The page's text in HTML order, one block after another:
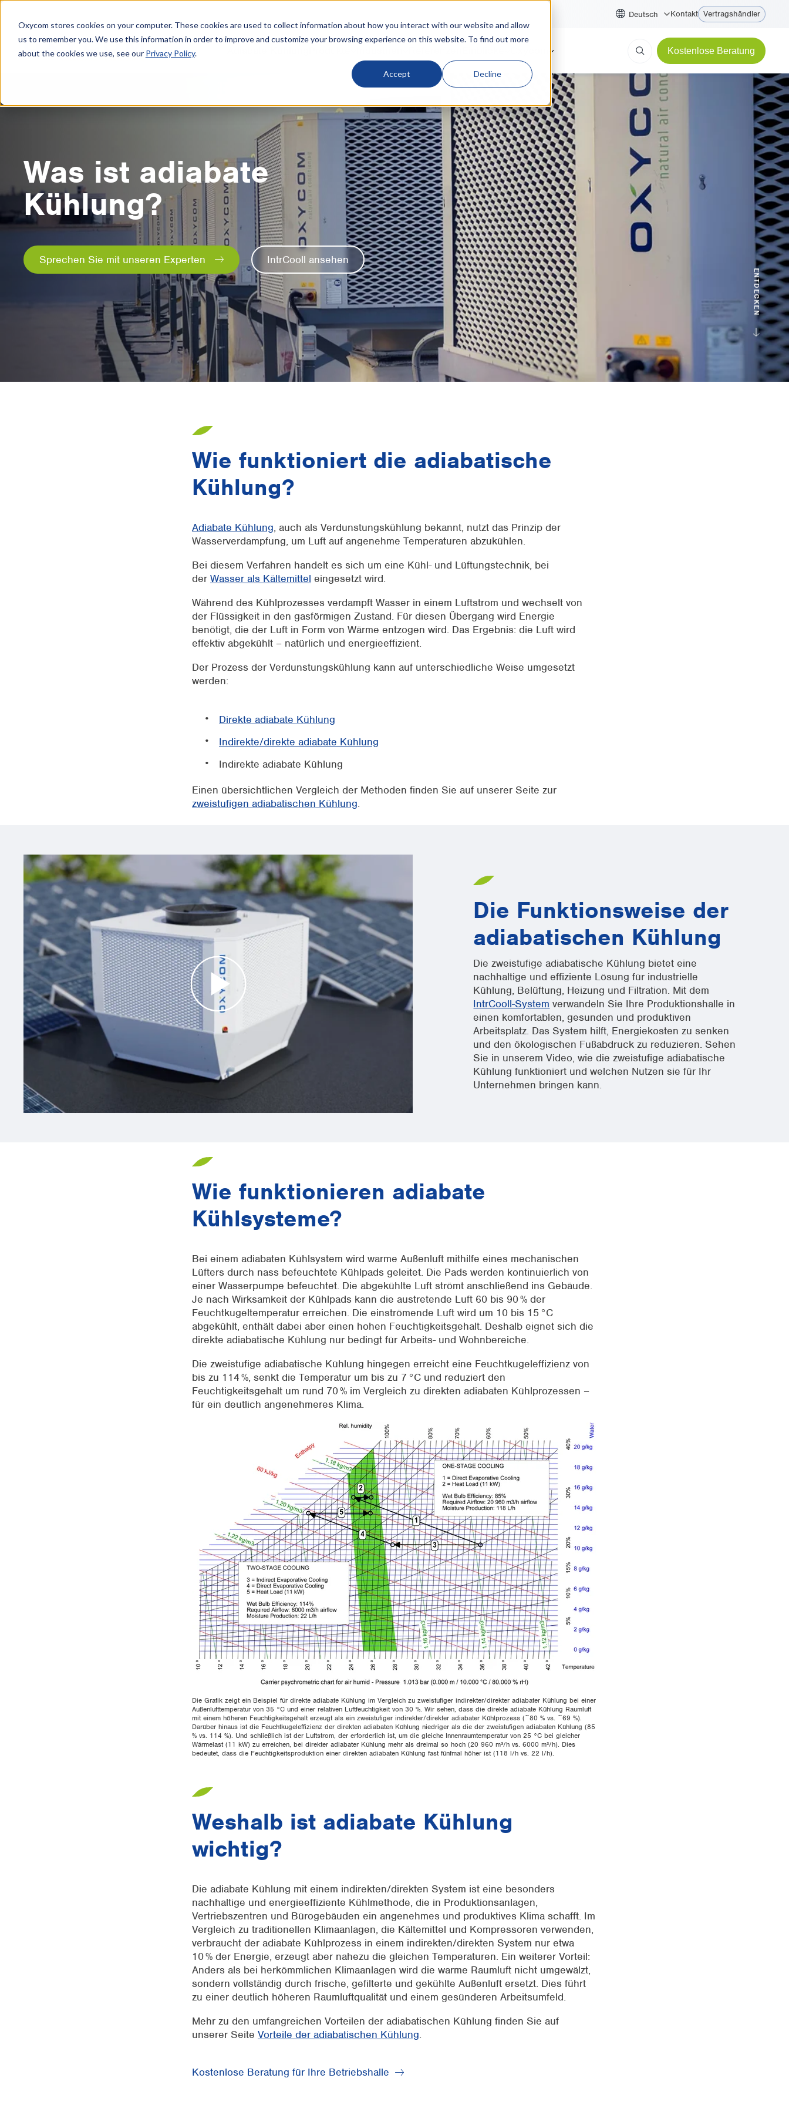
Oxycom stores cookies on your computer. These cookies are used to collect information about how you interact with our website and allow
us to remember you. We use this information in order to improve and customize your browsing experience on this website. To find out more
about the cookies we use, see our Privacy Policy.
Accept Decline
Deutsch Kontakt Vertragshändler
Kostenlose Beratung
Was ist adiabate
Kühlung?
Sprechen Sie mit unseren Experten IntrCooll ansehen
ENTDECKEN
Wie funktioniert die adiabatische
Kühlung?
Adiabate Kühlung, auch als Verdunstungskühlung bekannt, nutzt das Prinzip der
Wasserverdampfung, um Luft auf angenehme Temperaturen abzukühlen.
Bei diesem Verfahren handelt es sich um eine Kühl- und Lüftungstechnik, bei
der Wasser als Kältemittel eingesetzt wird.
Während des Kühlprozesses verdampft Wasser in einem Luftstrom und wechselt von
der Flüssigkeit in den gasförmigen Zustand. Für diesen Übergang wird Energie
benötigt, die der Luft in Form von Wärme entzogen wird. Das Ergebnis: die Luft wird
effektiv abgekühlt – natürlich und energieeffizient.
Der Prozess der Verdunstungskühlung kann auf unterschiedliche Weise umgesetzt
werden:
Direkte adiabate Kühlung
Indirekte/direkte adiabate Kühlung
Indirekte adiabate Kühlung
Einen übersichtlichen Vergleich der Methoden finden Sie auf unserer Seite zur
zweistufigen adiabatischen Kühlung.
Die Funktionsweise der
adiabatischen Kühlung
Die zweistufige adiabatische Kühlung bietet eine
nachhaltige und effiziente Lösung für industrielle
Kühlung, Belüftung, Heizung und Filtration. Mit dem
IntrCooll-System verwandeln Sie Ihre Produktionshalle in
einen komfortablen, gesunden und produktiven
Arbeitsplatz. Das System hilft, Energiekosten zu senken
und den ökologischen Fußabdruck zu reduzieren. Sehen
Sie in unserem Video, wie die zweistufige adiabatische
Kühlung funktioniert und welchen Nutzen sie für Ihr
Unternehmen bringen kann.
Wie funktionieren adiabate
Kühlsysteme?
Bei einem adiabaten Kühlsystem wird warme Außenluft mithilfe eines mechanischen
Lüfters durch nass befeuchtete Kühlpads geleitet. Die Pads werden kontinuierlich von
einer Wasserpumpe befeuchtet. Die abgekühlte Luft strömt anschließend ins Gebäude.
Je nach Wirksamkeit der Kühlpads kann die austretende Luft 60 bis 90 % der
Feuchtkugeltemperatur erreichen. Die einströmende Luft wird um 10 bis 15 °C
abgekühlt, enthält dabei aber einen hohen Feuchtigkeitsgehalt. Deshalb eignet sich die
direkte adiabatische Kühlung nur bedingt für Arbeits- und Wohnbereiche.
Die zweistufige adiabatische Kühlung hingegen erreicht eine Feuchtkugeleffizienz von
bis zu 114 %, senkt die Temperatur um bis zu 7 °C und reduziert den
Feuchtigkeitsgehalt um rund 70 % im Vergleich zu direkten adiabaten Kühlprozessen –
für ein deutlich angenehmeres Klima.
Die Grafik zeigt ein Beispiel für direkte adiabate Kühlung im Vergleich zu zweistufiger indirekter/direkter adiabater Kühlung bei einer
Außenlufttemperatur von 35 °C und einer relativen Luftfeuchtigkeit von 30 %. Wir sehen, dass die direkte adiabate Kühlung Raumluft
mit einem höheren Feuchtigkeitsgehalt erzeugt als ein zweistufiger indirekter/direkter adiabater Kühlprozess (~80 % vs. ~69 %).
Darüber hinaus ist die Feuchtkugeleffizienz der direkten adiabaten Kühlung niedriger als die der zweistufigen adiabaten Kühlung (85
% vs. 114 %). Und schließlich ist der Luftstrom, der erforderlich ist, um die gleiche Innenraumtemperatur von 25 °C bei gleicher
Wärmelast (11 kW) zu erreichen, bei direkter adiabater Kühlung mehr als dreimal so hoch (20 960 m³/h vs. 6000 m³/h). Dies
bedeutet, dass die Feuchtigkeitsproduktion einer direkten adiabaten Kühlung fast fünfmal höher ist (118 l/h vs. 22 l/h).
Weshalb ist adiabate Kühlung
wichtig?
Die adiabate Kühlung mit einem indirekten/direkten System ist eine besonders
nachhaltige und energieeffiziente Kühlmethode, die in Produktionsanlagen,
Vertriebszentren und Bürogebäuden ein angenehmes und produktives Klima schafft. Im
Vergleich zu traditionellen Klimaanlagen, die Kältemittel und Kompressoren verwenden,
verbraucht der adiabate Kühlprozess in einem indirekten/direkten System nur etwa
10 % der Energie, erzeugt aber nahezu die gleichen Temperaturen. Ein weiterer Vorteil:
Anders als bei herkömmlichen Klimaanlagen wird die warme Raumluft nicht umgewälzt,
sondern vollständig durch frische, gefilterte und gekühlte Außenluft ersetzt. Dies führt
zu einer deutlich höheren Raumluftqualität und einem gesünderen Arbeitsumfeld.
Mehr zu den umfangreichen Vorteilen der adiabatischen Kühlung finden Sie auf
unserer Seite Vorteile der adiabatischen Kühlung.
Kostenlose Beratung für Ihre Betriebshalle